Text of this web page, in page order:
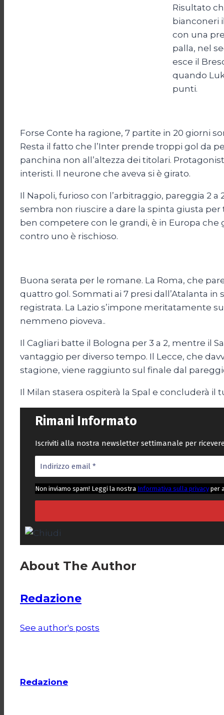
Risultato
bianconeri
con una
palla, nel
esce il
quando
punti.
Forse Conte ha ragione, 7 partite in 20 giorni
Resta il fatto che l’Inter prende troppi gol da
panchina non all’altezza dei titolari.
interisti. Il neurone che aveva si è girato.
Il Napoli, furioso con l’arbitraggio, pareggia 2
sembra non riuscire a dare la spinta giusta
ben competere con le grandi, è in Europa
contro uno è rischioso.
Buona serata per le romane. La Roma, che
quattro gol. Sommati ai 7 presi dall’Atalanta
registrata. La Lazio s’impone meritatamente
nemmeno pioveva..
Il Cagliari batte il Bologna per 3 a 2, mentre il
vantaggio per diverso tempo. Il Lecce, che
stagione, viene raggiunto sul finale dal
Il Milan stasera ospiterà la Spal e concluderà
Rimani Informato
Iscriviti alla nostra newsletter settimanale per
Non inviamo spam! Leggi la nostra Informativa sulla privacyper
About The Author
Redazione
See author's posts
Redazione